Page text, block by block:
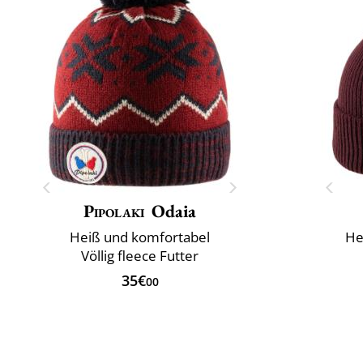
Pipolaki Odaia
Heiß und komfortabel
Völlig fleece Futter
35€00